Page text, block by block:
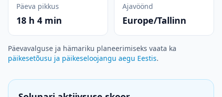
Päeva pikkus
18 h 4 min
Ajavöönd
Europe/Tallinn
Päevavalguse ja hämariku planeerimiseks vaata ka
päikesetõusu ja päikeseloojangu aegu Eestis.